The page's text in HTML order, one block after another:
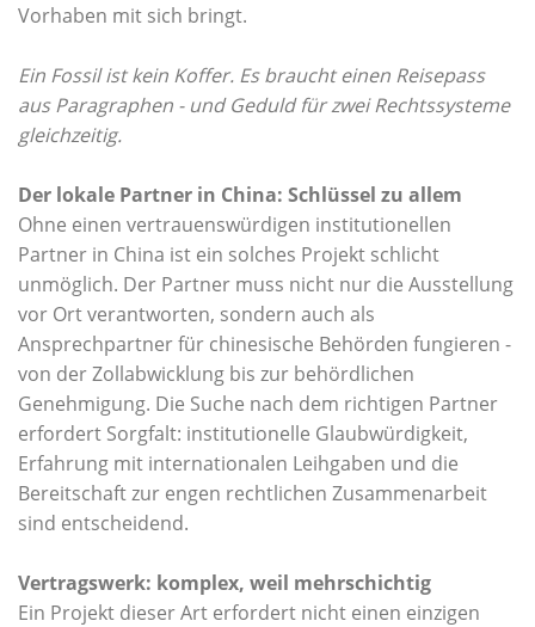
Vorhaben mit sich bringt.
Ein Fossil ist kein Koffer. Es braucht einen Reisepass
aus Paragraphen - und Geduld für zwei Rechtssysteme
gleichzeitig.
Der lokale Partner in China: Schlüssel zu allem
Ohne einen vertrauenswürdigen institutionellen
Partner in China ist ein solches Projekt schlicht
unmöglich. Der Partner muss nicht nur die Ausstellung
vor Ort verantworten, sondern auch als
Ansprechpartner für chinesische Behörden fungieren -
von der Zollabwicklung bis zur behördlichen
Genehmigung. Die Suche nach dem richtigen Partner
erfordert Sorgfalt: institutionelle Glaubwürdigkeit,
Erfahrung mit internationalen Leihgaben und die
Bereitschaft zur engen rechtlichen Zusammenarbeit
sind entscheidend.
Vertragswerk: komplex, weil mehrschichtig
Ein Projekt dieser Art erfordert nicht einen einzigen